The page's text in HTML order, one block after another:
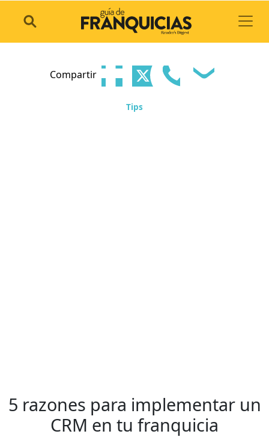
Compartir
Tips
5 razones para implementar un
CRM en tu franquicia